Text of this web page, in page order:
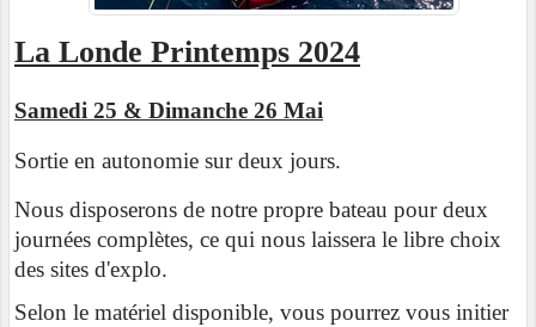
La Londe Printemps 2024
Samedi 25 & Dimanche 26 Mai
Sortie en autonomie sur deux jours.
Nous disposerons de notre propre bateau pour deux
journées complètes, ce qui nous laissera le libre choix
des sites d'explo.
Selon le matériel disponible, vous pourrez vous initier